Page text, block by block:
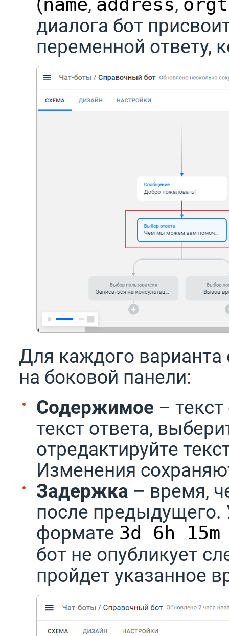
диалога бот
переменной ответу,
Для каждого варианта
на боковой панели:
Содержимое –
текст ответа,
отредактируйте
Изменения
Задержка – время,
после предыдущего.
формате 3d 6h 15m
бот не опубликует
пройдет указанное